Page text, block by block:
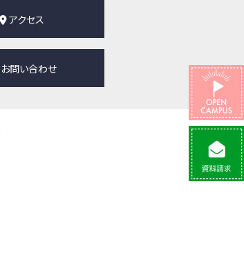
アクセス
お問い合わせ